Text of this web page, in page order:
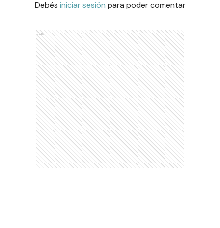
Debés iniciar sesión para poder comentar
Ads